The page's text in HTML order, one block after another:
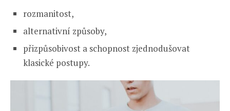
rozmanitost,
alternativní způsoby,
přizpůsobivost a schopnost zjednodušovat
klasické postupy.